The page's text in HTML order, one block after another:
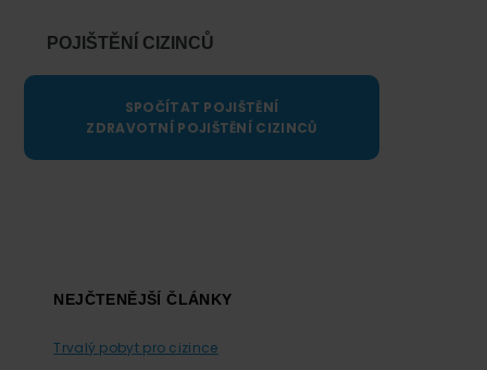
POJIŠTĚNÍ CIZINCŮ
SPOČÍTAT POJIŠTĚNÍ
ZDRAVOTNÍ POJIŠTĚNÍ CIZINCŮ
FooterNEJČTENĚJŠÍ ČLÁNKY
Trvalý pobyt pro cizince